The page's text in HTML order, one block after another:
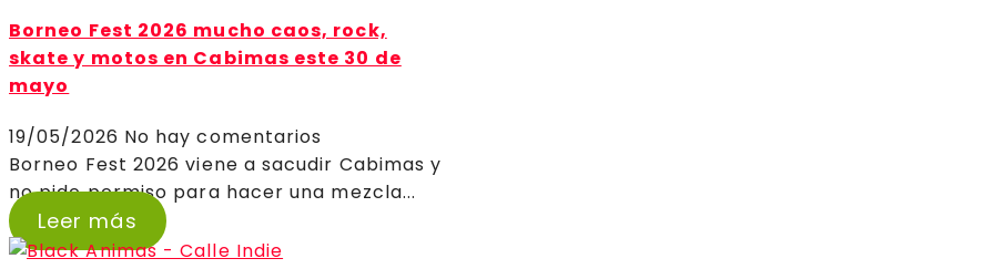
Borneo Fest 2026 mucho caos, rock,
skate y motos en Cabimas este 30 de
mayo
19/05/2026 No hay comentarios
Borneo Fest 2026 viene a sacudir Cabimas y
no pide permiso para hacer una mezcla...
Leer más